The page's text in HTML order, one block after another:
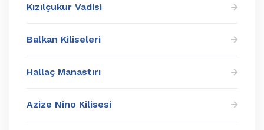
Kızılçukur Vadisi
Balkan Kiliseleri
Hallaç Manastırı
Azize Nino Kilisesi